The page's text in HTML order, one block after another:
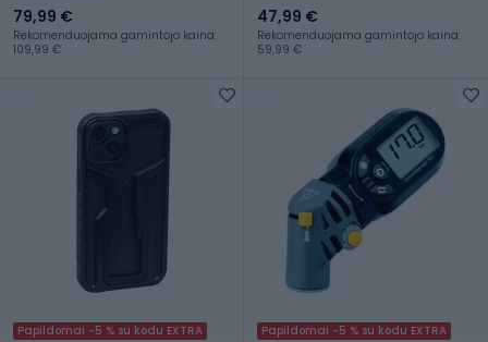
79,99 €
Rekomenduojama gamintojo kaina:
109,99 €
47,99 €
Rekomenduojama gamintojo kaina:
59,99 €
Papildomai -5 % su kodu EXTRA Papildomai -5 % su kodu EXTRA